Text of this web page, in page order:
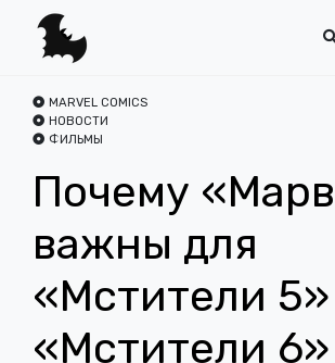
MARVEL COMICS
НОВОСТИ
ФИЛЬМЫ
Почему
важны для
«Мстители
«Мстители 6»